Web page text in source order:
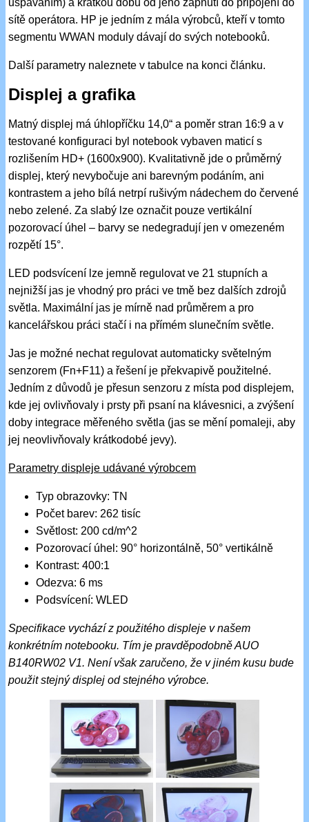
sítě operátora. HP je jedním z mála výrobců, kteří v tomto
segmentu WWAN moduly dávají do svých notebooků.
Další parametry naleznete v tabulce na konci článku.
Displej a grafika
Matný displej má úhlopříčku 14,0“ a poměr stran 16:9 a v
testované konfiguraci byl notebook vybaven maticí s
rozlišením HD+ (1600x900). Kvalitativně jde o průměrný
displej, který nevybočuje ani barevným podáním, ani
kontrastem a jeho bílá netrpí rušivým nádechem do červené
nebo zelené. Za slabý lze označit pouze vertikální
pozorovací úhel – barvy se nedegradují jen v omezeném
rozpětí 15°.
LED podsvícení lze jemně regulovat ve 21 stupních a
nejnižší jas je vhodný pro práci ve tmě bez dalších zdrojů
světla. Maximální jas je mírně nad průměrem a pro
kancelářskou práci stačí i na přímém slunečním světle.
Jas je možné nechat regulovat automaticky světelným
senzorem (Fn+F11) a řešení je překvapivě použitelné.
Jedním z důvodů je přesun senzoru z místa pod displejem,
kde jej ovlivňovaly i prsty při psaní na klávesnici, a zvýšení
doby integrace měřeného světla (jas se mění pomaleji, aby
jej neovlivňovaly krátkodobé jevy).
Parametry displeje udávané výrobcem
Typ obrazovky: TN
Počet barev: 262 tisíc
Světlost: 200 cd/m^2
Pozorovací úhel: 90° horizontálně, 50° vertikálně
Kontrast: 400:1
Odezva: 6 ms
Podsvícení: WLED
Specifikace vychází z použitého displeje v našem
konkrétním notebooku. Tím je pravděpodobně AUO
B140RW02 V1. Není však zaručeno, že v jiném kusu bude
použit stejný displej od stejného výrobce.